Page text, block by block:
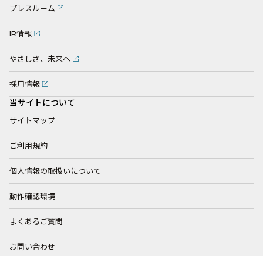
プレスルーム
IR情報
やさしさ、未来へ
採用情報
当サイトについて
サイトマップ
ご利用規約
個人情報の取扱いについて
動作確認環境
よくあるご質問
お問い合わせ